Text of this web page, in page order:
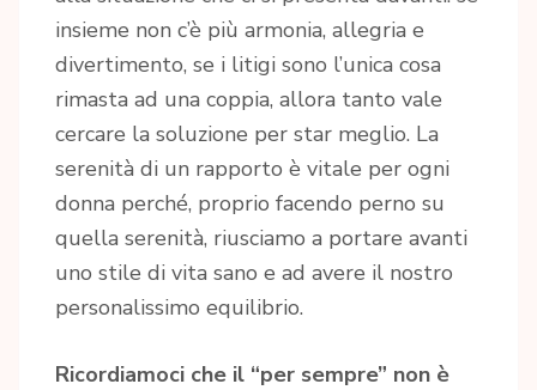
insieme non c’è più armonia, allegria e
divertimento, se i litigi sono l’unica cosa
rimasta ad una coppia, allora tanto vale
cercare la soluzione per star meglio. La
serenità di un rapporto è vitale per ogni
donna perché, proprio facendo perno su
quella serenità, riusciamo a portare avanti
uno stile di vita sano e ad avere il nostro
personalissimo equilibrio.
Ricordiamoci che il “per sempre” non è